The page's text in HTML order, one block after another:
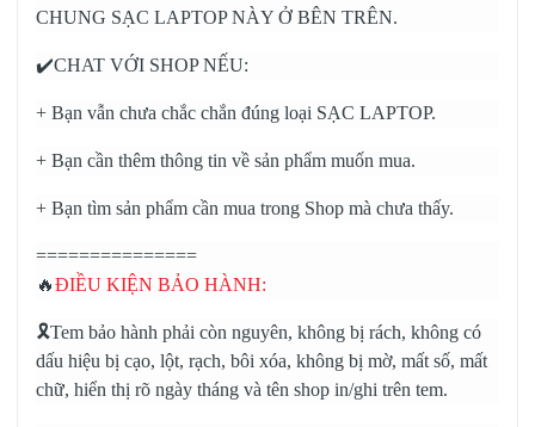
CHUNG SẠC LAPTOP NÀY Ở BÊN TRÊN.
✔️CHAT VỚI SHOP NẾU:
+ Bạn vẫn chưa chắc chắn đúng loại SẠC LAPTOP.
+ Bạn cần thêm thông tin về sản phẩm muốn mua.
+ Bạn tìm sản phẩm cần mua trong Shop mà chưa thấy.
===============
🔥ĐIỀU KIỆN BẢO HÀNH:
🎗️Tem bảo hành phải còn nguyên, không bị rách, không có
dấu hiệu bị cạo, lột, rạch, bôi xóa, không bị mờ, mất số, mất
chữ, hiển thị rõ ngày tháng và tên shop in/ghi trên tem.